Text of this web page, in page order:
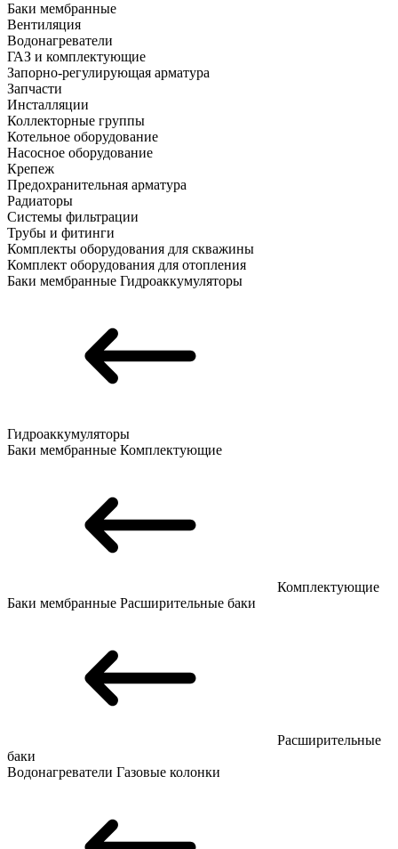
Баки мембранные
Вентиляция
Водонагреватели
ГАЗ и комплектующие
Запорно-регулирующая арматура
Запчасти
Инсталляции
Коллекторные группы
Котельное оборудование
Насосное оборудование
Крепеж
Предохранительная арматура
Радиаторы
Системы фильтрации
Трубы и фитинги
Комплекты оборудования для скважины
Комплект оборудования для отопления
Баки мембранные Гидроаккумуляторы
Гидроаккумуляторы
Баки мембранные Комплектующие
Комплектующие
Баки мембранные Расширительные баки
Расширительные
баки
Водонагреватели Газовые колонки